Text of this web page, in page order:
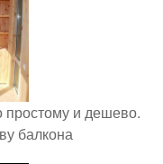
простому и дешево.
балкона